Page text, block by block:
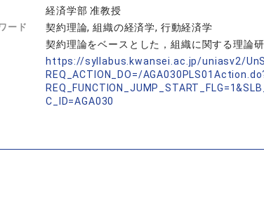
経済学部 准教授
ード 契約理論, 組織の経済学, 行動経済学
契約理論をベースとした，組織に関する理論
https://syllabus.kwansei.ac.jp/uniasv2/
REQ_ACTION_DO=/
C_ID=AGA030